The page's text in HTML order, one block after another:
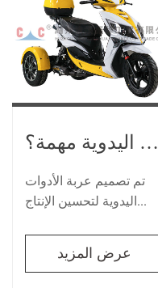
لماذا تعتبر منحدرات عربة الأدوات اليدوية مهمة؟
تم تصميم عربة الأدوات
اليدوية لتحسين الإنتاج...
عرض المزيد